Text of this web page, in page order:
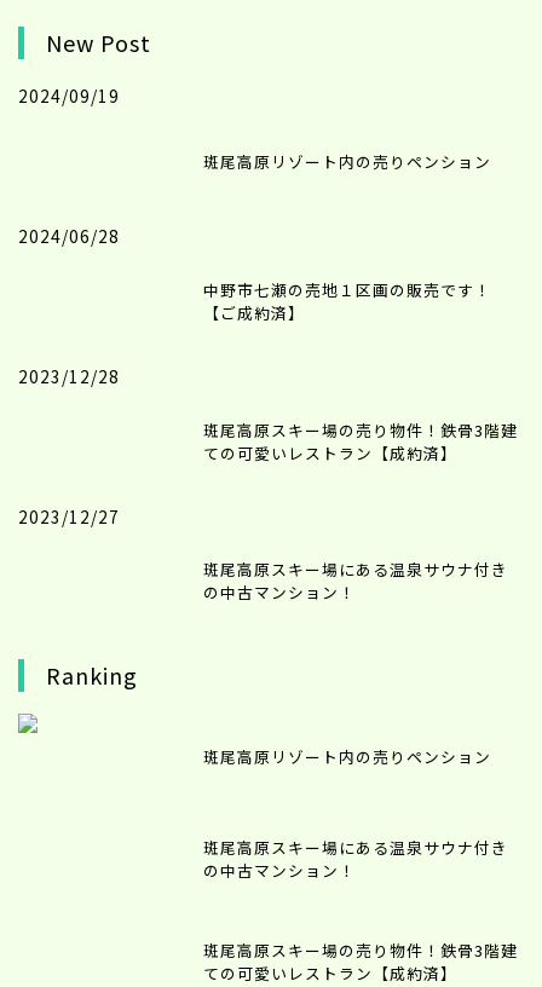
New Post
2024/09/19
斑尾高原リゾート内の売りペンション
2024/06/28
中野市七瀬の売地１区画の販売です！
【ご成約済】
2023/12/28
斑尾高原スキー場の売り物件！鉄骨3階建
ての可愛いレストラン【成約済】
2023/12/27
斑尾高原スキー場にある温泉サウナ付き
の中古マンション！
Ranking
斑尾高原リゾート内の売りペンション
斑尾高原スキー場にある温泉サウナ付き
の中古マンション！
斑尾高原スキー場の売り物件！鉄骨3階建
ての可愛いレストラン【成約済】